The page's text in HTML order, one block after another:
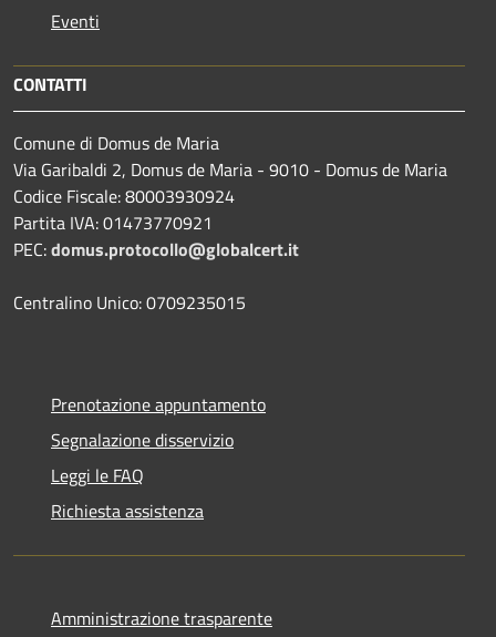
Eventi
CONTATTI
Comune di Domus de Maria
Via Garibaldi 2, Domus de Maria - 9010 - Domus de Maria
Codice Fiscale: 80003930924
Partita IVA: 01473770921
PEC:domus.protocollo@globalcert.it
Centralino Unico: 0709235015
Prenotazione appuntamento
Segnalazione disservizio
Leggi le FAQ
Richiesta assistenza
Amministrazione trasparente